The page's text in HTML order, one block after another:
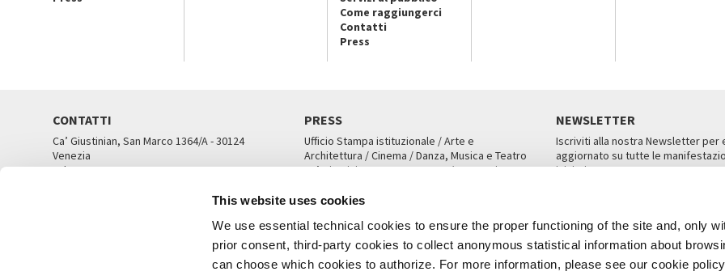
This website uses cookies
We use essential technical cookies to ensure the proper functioning of the site and, only
prior consent, third-party cookies to collect anonymous statistical information about
can choose which cookies to authorize. For more information, please see our cookie
Come raggiungerci
Contatti
Press
CONTATTI
Ca’ Giustinian, San Marco 1364/A - 30124
Venezia
Tel. 041 5218711
PRESS
Ufficio Stampa istituzionale / Arte e
Architettura / Cinema / Danza, Musica e Teatro
Ca’ Giustinian, San Marco 1364/A, Venezia
UFFICI STAMPA
NEWSLETTER
Iscriviti alla nostra Newsletter per
aggiornato su tutte le
iniziative.